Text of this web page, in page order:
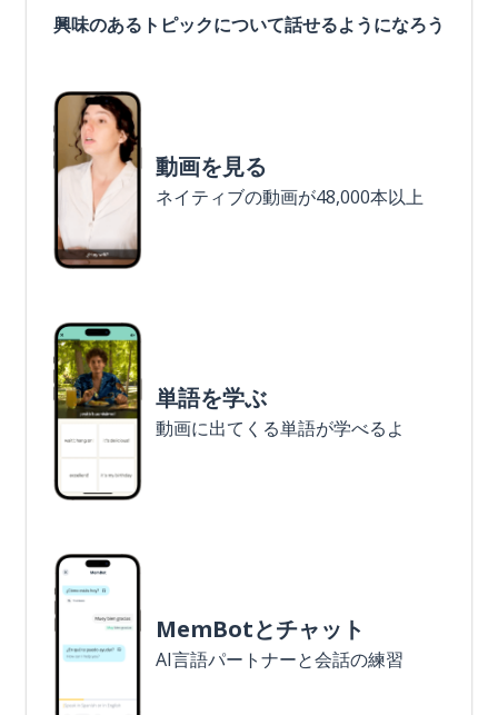
興味のあるトピックについて話せるようになろう
動画を見る
ネイティブの動画が48,000本以上
単語を学ぶ
動画に出てくる単語が学べるよ
MemBotとチャット
AI言語パートナーと会話の練習